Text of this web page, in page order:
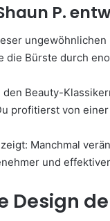
P.
die Bürste durch
Beauty-
profitierst von
Manchmal
und
Design